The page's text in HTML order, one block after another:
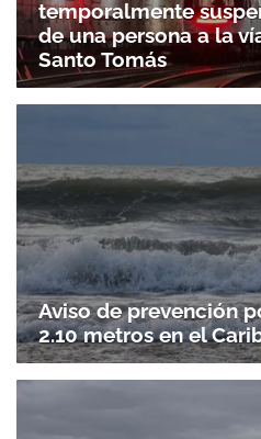
temporalmente
de una persona a la
Santo Tomás
Aviso de prevención
2.10 metros en el